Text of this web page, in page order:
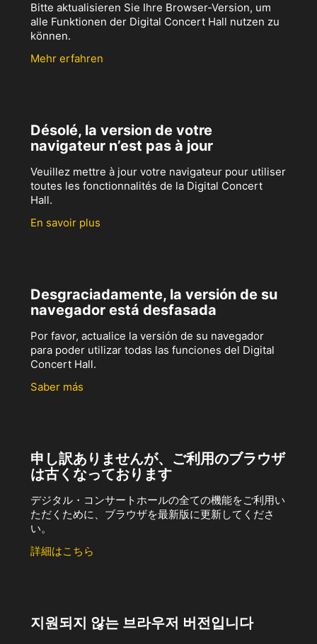
Bitte aktualisieren Sie Ihre Browser-Version, um
alle Funktionen der Digital Concert Hall nutzen zu
können.
Mehr erfahren
Désolé, la version de votre
navigateur n’est pas à jour
Veuillez mettre à jour votre navigateur pour utiliser
toutes les fonctionnalités de la Digital Concert
Hall.
En savoir plus
Desgraciadamente, la versión de su
navegador está desfasada
Por favor, actualice la versión de su navegador
para poder utilizar todas las funciones del Digital
Concert Hall.
Saber más
申し訳ありませんが、ご利用のブラウザ
は古くなっております
デジタル・コンサートホールの全ての機能をご利用い
ただくために、ブラウザを最新版に更新してくださ
い。
詳細はこちら
지원되지 않는 브라우저 버전입니다